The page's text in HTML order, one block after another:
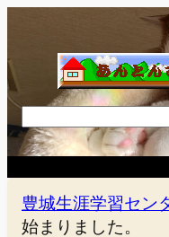
を
ス
キ
ッ
プ
索
豊城生涯学習セン
始まりました。